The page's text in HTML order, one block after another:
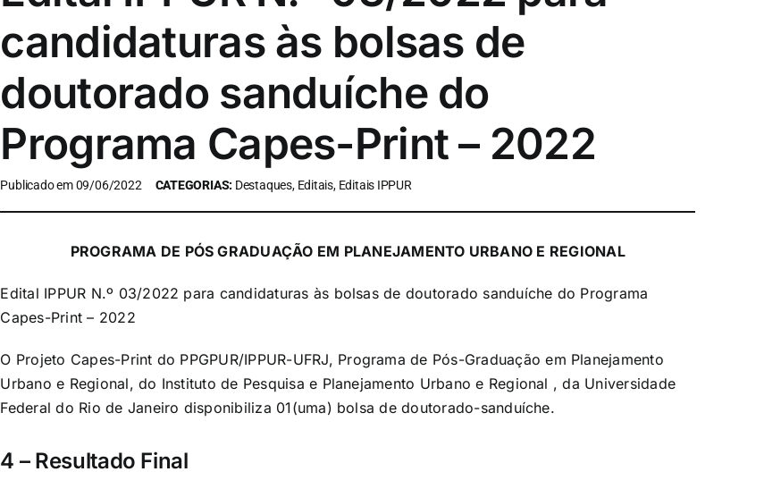
candidaturas às bolsas de
doutorado sanduíche do
Programa Capes-Print – 2022
Publicado em 09/06/2022 CATEGORIAS: Destaques, Editais, Editais IPPUR
PROGRAMA DE PÓS GRADUAÇÃO EM PLANEJAMENTO URBANO E REGIONAL
Edital IPPUR N.º 03/2022 para candidaturas às bolsas de doutorado sanduíche do Programa
Capes-Print – 2022
O Projeto Capes-Print do PPGPUR/IPPUR-UFRJ, Programa de Pós-Graduação em Planejamento
Urbano e Regional, do Instituto de Pesquisa e Planejamento Urbano e Regional , da Universidade
Federal do Riode Janeiro disponibiliza 01(uma) bolsa de doutorado-sanduíche.
4 – Resultado Final